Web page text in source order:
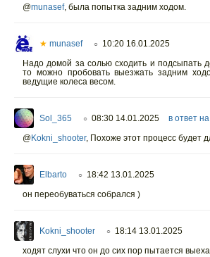
@munasef, была попытка задним ходом.
★ munasef ○ 10:20 16.01.2025
Надо домой за солью сходить и подсыпать
то можно пробовать выезжать задним
ведущие колеса весом.
Sol_365 ○ 08:30 14.01.2025 в ответ на
@Kokni_shooter, Похоже этот процесс будет
Elbarto ○ 18:42 13.01.2025
он переобуваться собрался )
Kokni_shooter ○ 18:14 13.01.2025
ходят слухи что он до сих пор пытается